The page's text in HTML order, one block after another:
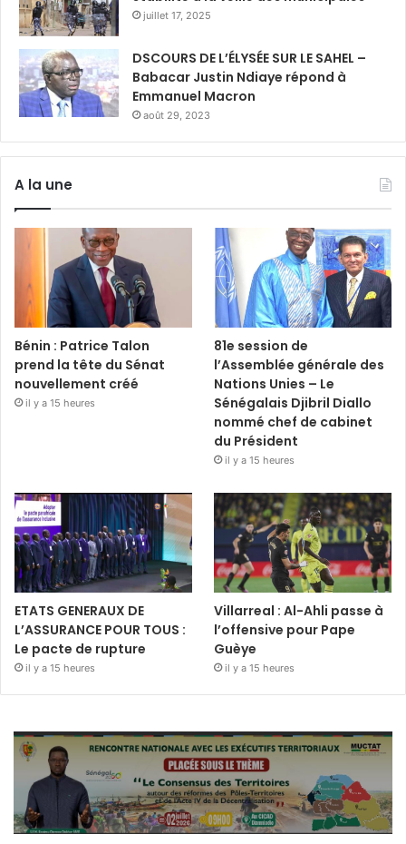
juillet 17, 2025
DSCOURS DE L’ÉLYSÉE SUR LE SAHEL –
Babacar Justin Ndiaye répond à
Emmanuel Macron
août 29, 2023
A la une
Bénin : Patrice Talon
prend la tête du Sénat
nouvellement créé
il y a 15 heures
81e session de
l’Assemblée générale des
Nations Unies – Le
Sénégalais Djibril Diallo
nommé chef de cabinet
du Président
il y a 15 heures
ETATS GENERAUX DE
L’ASSURANCE POUR TOUS :
Le pacte de rupture
il y a 15 heures
Villarreal : Al-Ahli passe à
l’offensive pour Pape
Guèye
il y a 15 heures